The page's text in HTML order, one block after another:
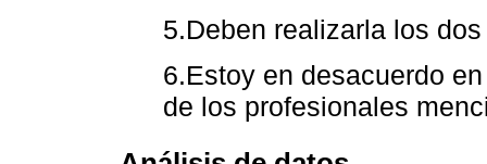
5.Deben realizarla los
6.Estoy en desacuerdo
de los profesionales